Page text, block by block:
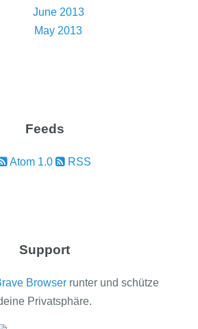
June 2013
May 2013
Feeds
Atom 1.0 RSS
Support
Browserrunter und schütze
Privatsphäre.